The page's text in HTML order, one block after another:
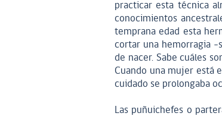
practicar esta técnica
conocimientos
temprana edad esta
cortar una hemorragia
de nacer. Sabe cuáles
Cuando una mujer está
cuidado se prolongaba
Las puñuichefes o